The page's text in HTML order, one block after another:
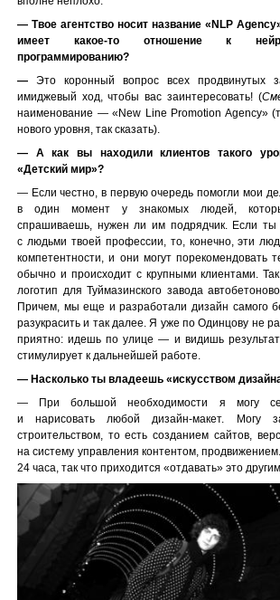
— Твое агентство носит название « NLP
имеет какое-то отношение к
программированию?
— Это коронный вопрос всех продвинутых
имиджевый ход, чтобы вас заинтересовать! (
наименование — «New Line Promotion Agency»
нового уровня, так сказать).
— А как вы находили клиентов такого
«Детский мир»?
— Если честно, в первую очередь помогли мои
в один момент у знакомых людей,
спрашиваешь, нужен ли им подрядчик. Если ты
с людьми твоей профессии, то, конечно, эти
компетентности, и они могут порекомендовать
обычно и происходит с крупными клиентами.
логотип для Туймазинского завода
Причем, мы еще и разработали дизайн самого
разукрасить и так далее. Я уже по Одинцову не
приятно: идешь по улице — и видишь
стимулирует к дальнейшей работе.
— Насколько ты владеешь «искусством
— При большой необходимости я могу
и нарисовать любой дизайн-макет. Могу
строительством, то есть созданием сайтов,
на систему управления контентом,
24 часа, так что приходится «отдавать» это